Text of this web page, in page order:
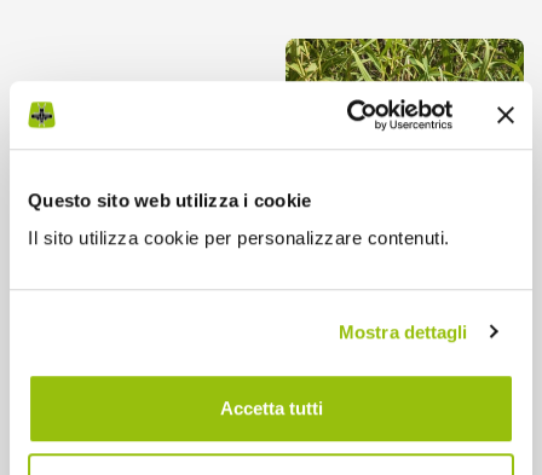
Questo sito web utilizza i cookie
Il sito utilizza cookie per personalizzare contenuti.
Mostra dettagli
Accetta tutti